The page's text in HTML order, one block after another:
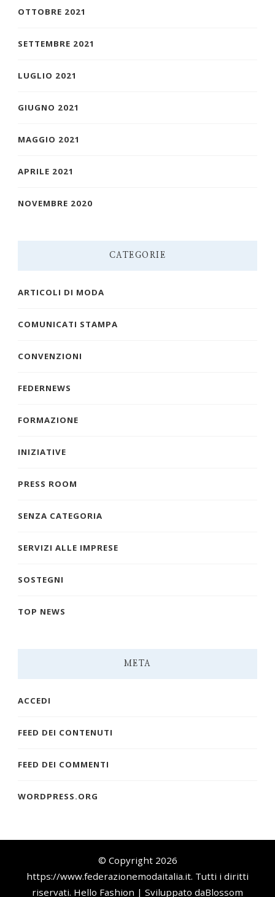
OTTOBRE 2021
SETTEMBRE 2021
LUGLIO 2021
GIUGNO 2021
MAGGIO 2021
APRILE 2021
NOVEMBRE 2020
CATEGORIE
ARTICOLI DI MODA
COMUNICATI STAMPA
CONVENZIONI
FEDERNEWS
FORMAZIONE
INIZIATIVE
PRESS ROOM
SENZA CATEGORIA
SERVIZI ALLE IMPRESE
SOSTEGNI
TOP NEWS
META
ACCEDI
FEED DEI CONTENUTI
FEED DEI COMMENTI
WORDPRESS.ORG
© Copyright 2026
https://www.federazionemodaitalia.it. Tutti i diritti
riservati. Hello Fashion | Sviluppato daBlossom